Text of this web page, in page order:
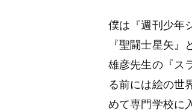
僕は『週刊少年
『聖闘士星矢
雄彦先生の『ス
る前には絵の世
めて専門学校に